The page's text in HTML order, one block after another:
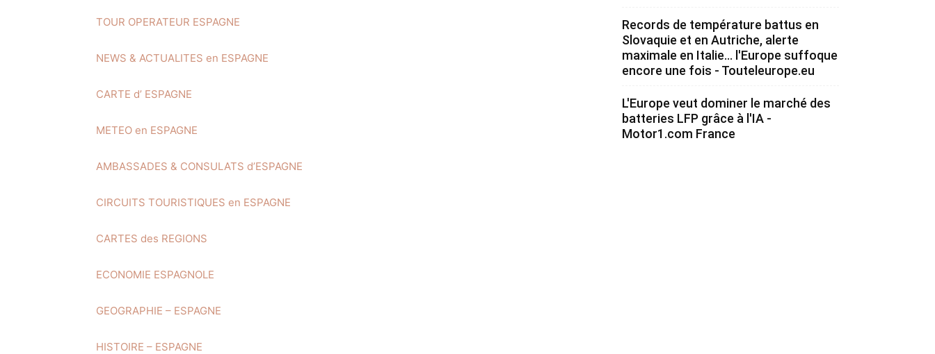
TOUR OPERATEUR ESPAGNE
NEWS & ACTUALITES en ESPAGNE
CARTE d’ ESPAGNE
METEO en ESPAGNE
AMBASSADES & CONSULATS d’ESPAGNE
CIRCUITS TOURISTIQUES en ESPAGNE
CARTES des REGIONS
ECONOMIE ESPAGNOLE
GEOGRAPHIE – ESPAGNE
HISTOIRE – ESPAGNE
Records de température battus en
Slovaquie et en Autriche, alerte
maximale en Italie... l'Europe suffoque
encore une fois - Touteleurope.eu
L'Europe veut dominer le marché des
batteries LFP grâce à l'IA -
Motor1.com France